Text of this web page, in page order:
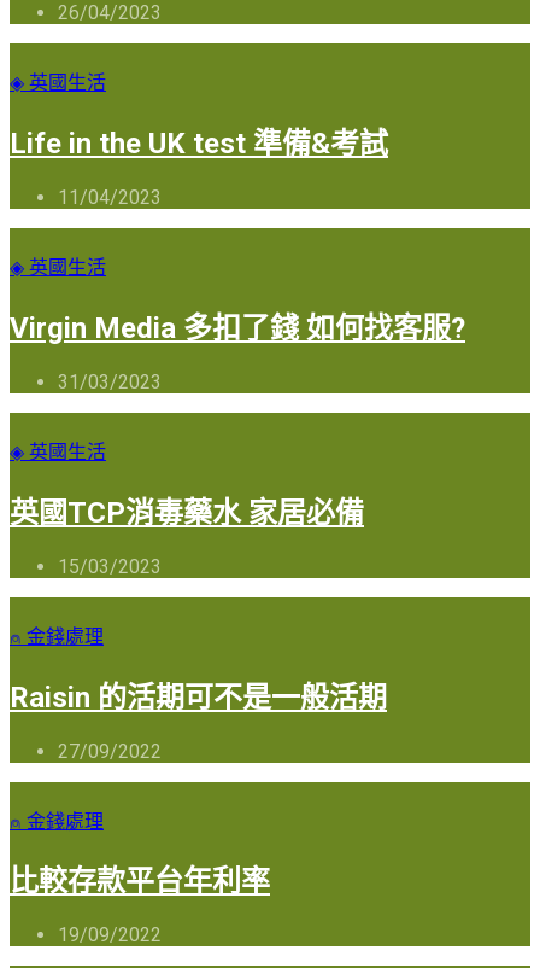
26/04/2023
◈ 英國生活
Life in the UK test 準備&考試
11/04/2023
◈ 英國生活
Virgin Media 多扣了錢 如何找客服?
31/03/2023
◈ 英國生活
英國TCP消毒藥水 家居必備
15/03/2023
⍝ 金錢處理
Raisin 的活期可不是一般活期
27/09/2022
⍝ 金錢處理
比較存款平台年利率
19/09/2022